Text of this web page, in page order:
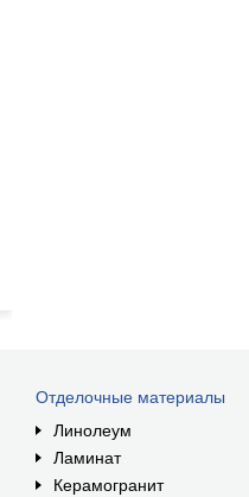
Отделочные материалы
Линолеум
Ламинат
Керамогранит